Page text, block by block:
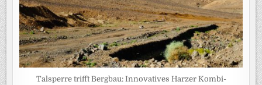
Talsperre trifft Bergbau: Innovatives Harzer Kombi-